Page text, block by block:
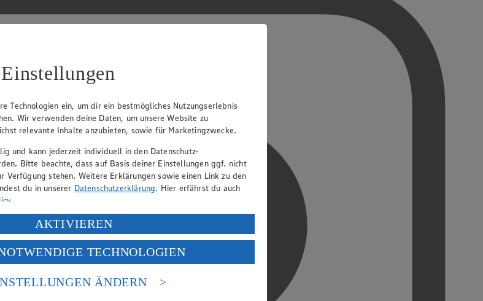
Technologien ein, um dir ein bestmögliches Nutzungserlebnis
Wir verwenden deine Daten, um unsere Website zu
relevante Inhalte anzubieten, sowie für Marketingzwecke.
und kann jederzeit individuell in den Datenschutz-
Bitte beachte, dass auf Basis deiner Einstellungen ggf. nicht
Verfügung stehen. Weitere Erklärungen sowie einen Link zu den
du in unserer Datenschutzerklärung. Hier erfährst du auch
.
Daten in den USA durch Facebook und YouTube:
willigst du im Sinne des Art. 49 Abs. 1 Satz 1 lit. a) DSGVO
verarbeitet werden. Der EuGH sieht die USA als Land mit
nicht angemessenen Datenschutzniveau an. Es besteht das
amerikanische Behörden.
AKTIVIEREN
TECHNOLOGIEN
ÄNDERN